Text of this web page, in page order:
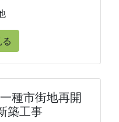
種市街地再開
築工事